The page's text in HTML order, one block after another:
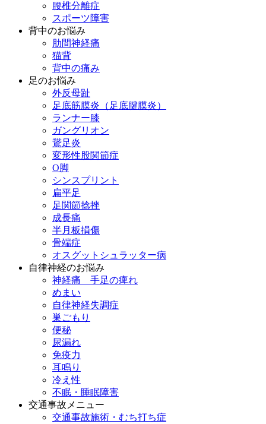
腰椎分離症
スポーツ障害
背中のお悩み
肋間神経痛
猫背
背中の痛み
足のお悩み
外反母趾
足底筋膜炎（足底腱膜炎）
ランナー膝
ガングリオン
鵞足炎
変形性股関節症
O脚
シンスプリント
扁平足
足関節捻挫
成長痛
半月板損傷
骨端症
オスグットシュラッター病
自律神経のお悩み
神経痛 手足の痺れ
めまい
自律神経失調症
巣ごもり
便秘
尿漏れ
免疫力
耳鳴り
冷え性
不眠・睡眠障害
交通事故メニュー
交通事故施術・むち打ち症